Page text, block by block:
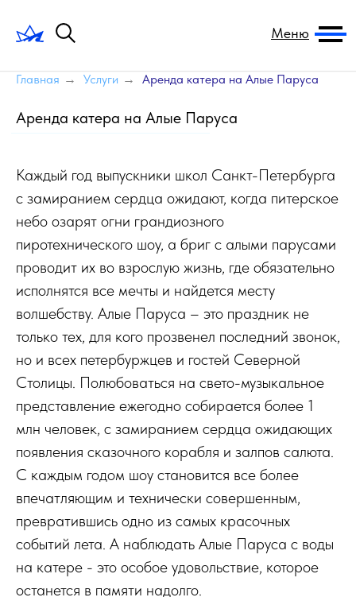
Меню
Главная → Услуги → Аренда катера на Алые Паруса
Аренда катера на Алые Паруса
Каждый год выпускники школ Санкт-Петербурга
с замиранием сердца ожидают, когда питерское
небо озарят огни грандиозного
пиротехнического шоу, а бриг с алыми парусами
проводит их во взрослую жизнь, где обязательно
исполнятся все мечты и найдется месту
волшебству. Алые Паруса – это праздник не
только тех, для кого прозвенел последний звонок,
но и всех петербуржцев и гостей Северной
Столицы. Полюбоваться на свето-музыкальное
представление ежегодно собирается более 1
млн человек, с замиранием сердца ожидающих
появления сказочного корабля и залпов салюта.
С каждым годом шоу становится все более
впечатляющим и технически совершенным,
превратившись одно из самых красочных
событий лета. А наблюдать Алые Паруса с воды
на катере - это особое удовольствие, которое
останется в памяти надолго.